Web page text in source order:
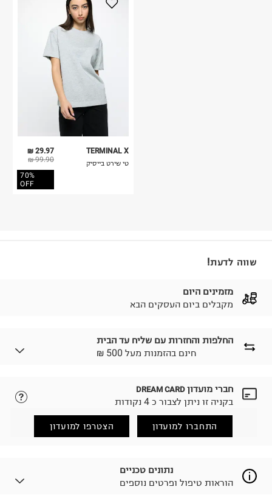
29.97 ₪
99.90 ₪
70%
OFF
TERMINAL X
טי שירט בייסיק
שווה לדעת!
מזמינים היום
מקבלים ביום העסקים הבא
החלפות והחזרות עם שליח עד הבית
₪ חינם בהזמנות מעל 500
לבחירת בשיטת המשלוח המתאימה לכם,
הזמנתם והתחרטתם?
(במקום ב-19.9 ₪) לזמן מוגבל! חינם בהזמנות מעל 500 ₪.
למידע נא ללחוץ כאן
.
לפני החזרת החבילה, חשוב להדביק את מדבקת הגוביינא על
חברי מועדון DREAM CARD
בקניה זו ניתן לצבור כ 4 נקודות
התחברו למועדון הצטרפו למועדון
נתונים טכניים
הוראות טיפול ופרטים נוספים